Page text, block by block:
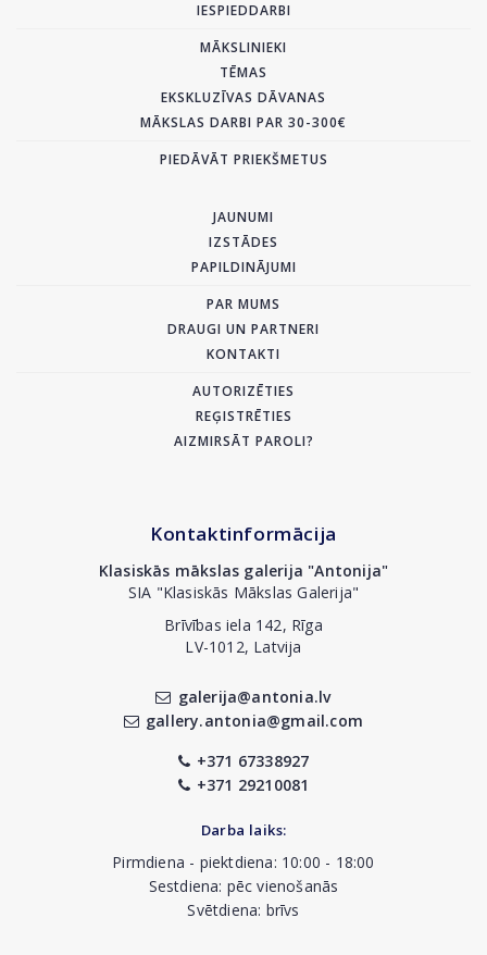
IESPIEDDARBI
MĀKSLINIEKI
TĒMAS
EKSKLUZĪVAS DĀVANAS
MĀKSLAS DARBI PAR 30-300€
PIEDĀVĀT PRIEKŠMETUS
JAUNUMI
IZSTĀDES
PAPILDINĀJUMI
PAR MUMS
DRAUGI UN PARTNERI
KONTAKTI
AUTORIZĒTIES
REĢISTRĒTIES
AIZMIRSĀT PAROLI?
Kontaktinformācija
Klasiskās mākslas galerija "Antonija"
SIA "Klasiskās Mākslas Galerija"
Brīvības iela 142, Rīga
LV-1012, Latvija
galerija@antonia.lv
gallery.antonia@gmail.com
+371 67338927
+371 29210081
Darba laiks:
Pirmdiena - piektdiena: 10:00 - 18:00
Sestdiena: pēc vienošanās
Svētdiena: brīvs